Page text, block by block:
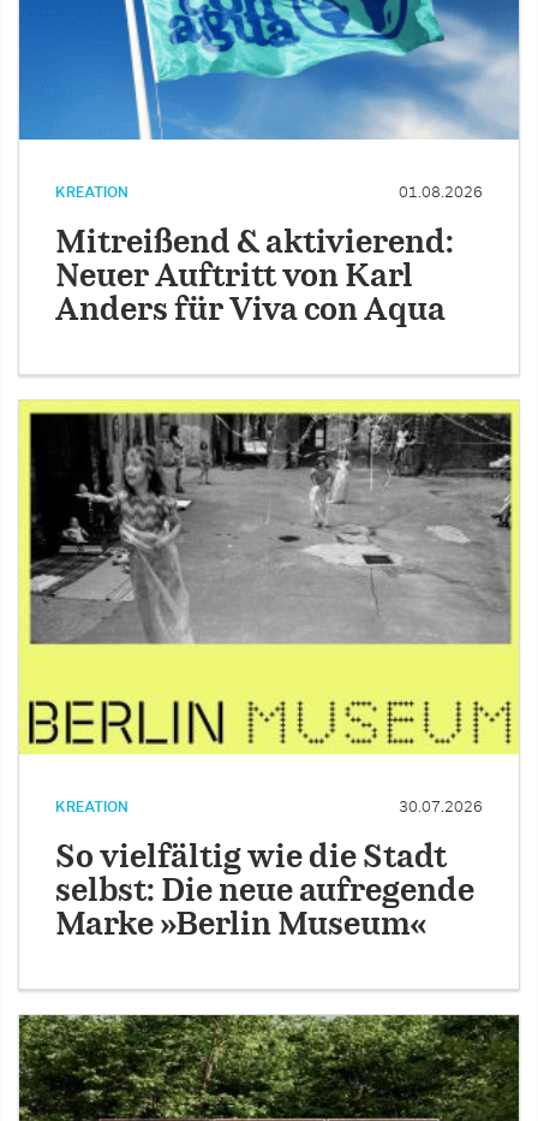
KREATION 01.08.2026
Mitreißend & aktivierend:
Neuer Auftritt von Karl
Anders für Viva con Aqua
KREATION 30.07.2026
So vielfältig wie die Stadt
selbst: Die neue aufregende
Marke »Berlin Museum«